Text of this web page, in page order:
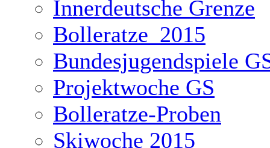
Innerdeutsche Grenze
Bolleratze_2015
Bundesjugendspiele
Projektwoche GS
Bolleratze-Proben
Skiwoche 2015